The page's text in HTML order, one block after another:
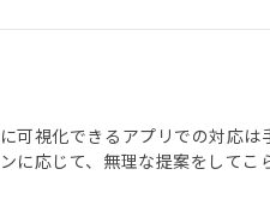
可視化できるアプリでの対応
に応じて、無理な提案をして